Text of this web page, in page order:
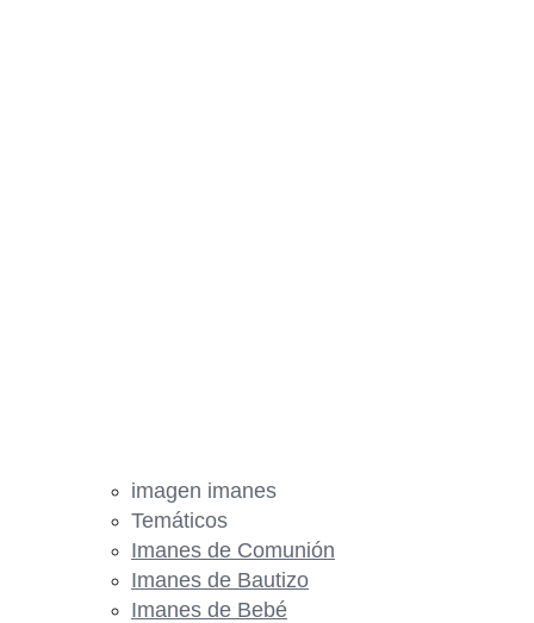
imagen imanes
Temáticos
Imanes de Comunión
Imanes de Bautizo
Imanes de Bebé